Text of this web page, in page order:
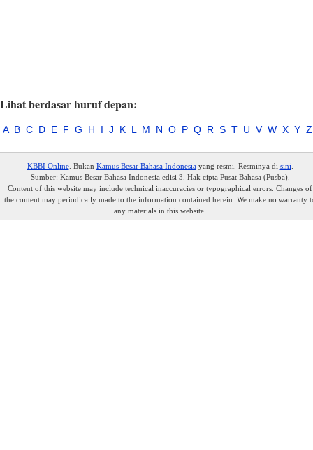
Lihat berdasar huruf depan:
A B C D E F G H I J K L M N O P Q R S T U V W X Y Z
KBBI Online. Bukan Kamus Besar Bahasa Indonesiayang resmi. Resminya di sini
Sumber: Kamus Besar Bahasa Indonesia edisi 3. Hak cipta Pusat Bahasa (Pusba).
Content of this website may include technical inaccuracies or typographical errors. Changes of
the content may periodically made to the information contained herein. We make no warranty
any materials in this website.